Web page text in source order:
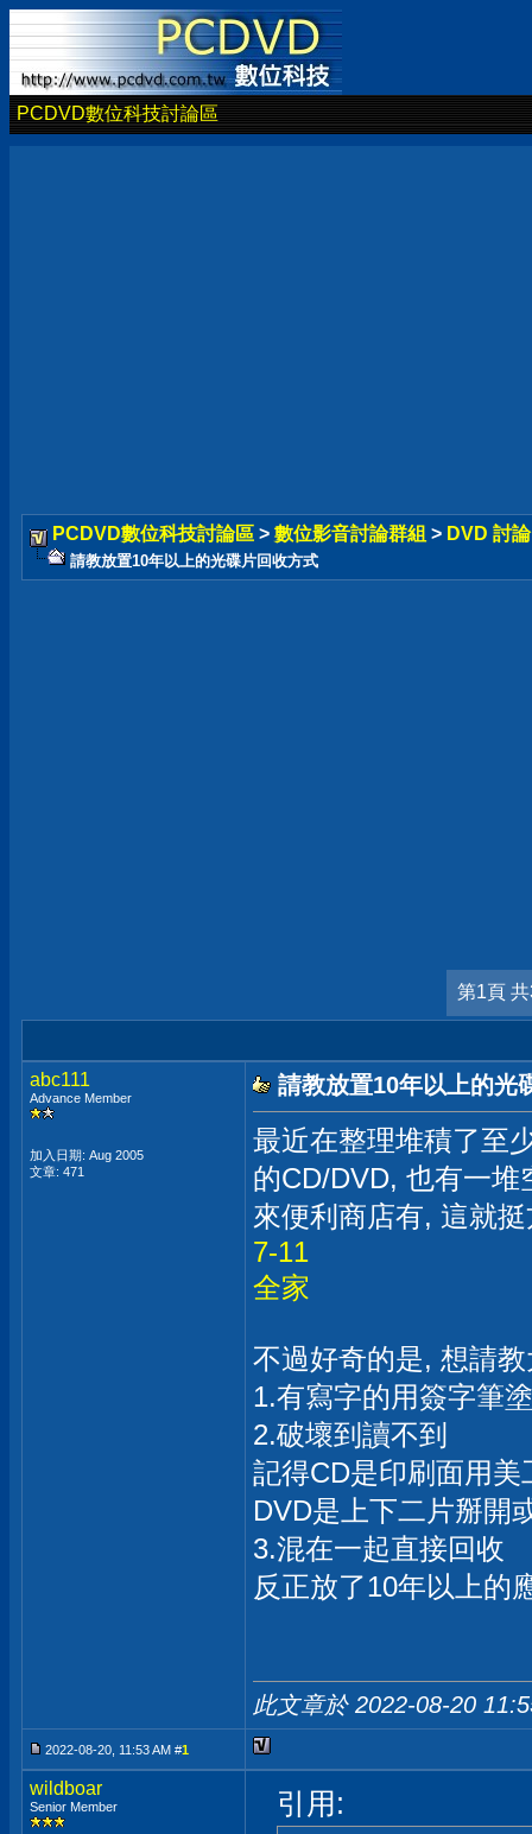
PCDVD數位科技討論區
PCDVD數位科技討論區 > 數位影音討論群組 > DVD 討
請教放置10年以上的光碟片回收方式
第1頁
abc111
Advance Member
加入日期: Aug 2005
文章: 471
請教放置10年以上的光
最近在整理堆積了至
的CD/DVD, 也有一
來便利商店有, 這就
7-11
全家
不過好奇的是, 想請
1.有寫字的用簽字筆
2.破壞到讀不到
記得CD是印刷面用美
DVD是上下二片掰開
3.混在一起直接回收
反正放了10年以上的
此文章於 2022-08-20
2022-08-20, 11:53 AM #1
wildboar
Senior Member 引用: